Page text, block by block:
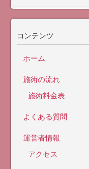
コンテンツ
ホーム
施術の流れ
施術料金表
よくある質問
運営者情報
アクセス